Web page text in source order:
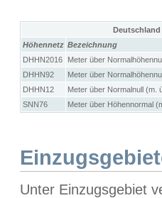
Höhennetz Bezeichnung
DHHN2016
Meter über
DHHN92
Meter über
DHHN12
Meter über Normalnull (m.
SNN76
Meter über Höhennormal
Unter Einzugsgebiet